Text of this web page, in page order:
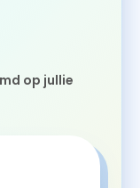
op jullie